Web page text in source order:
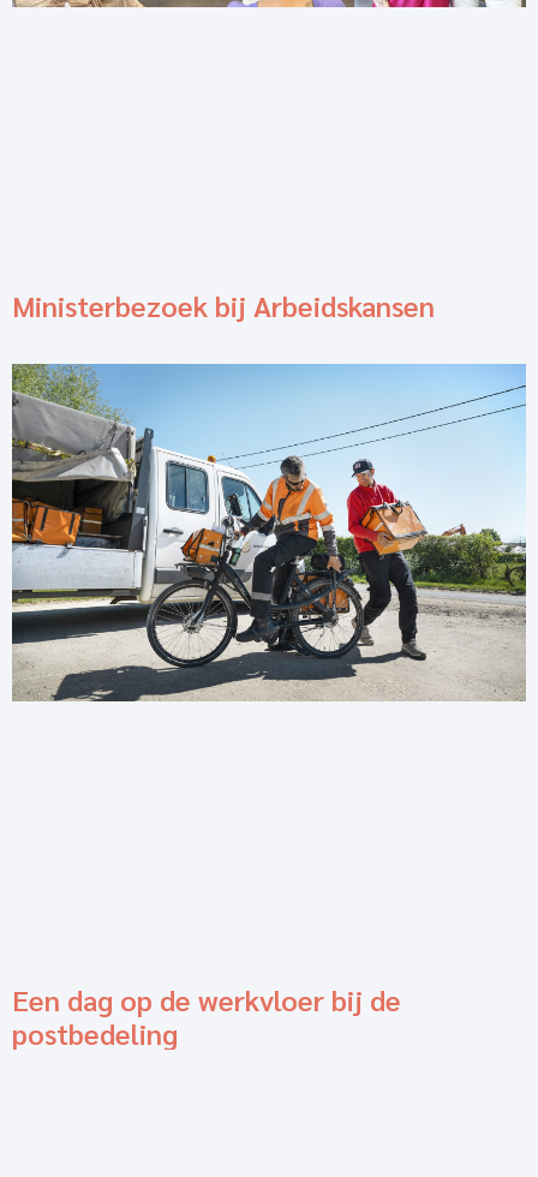
Ministerbezoek bij Arbeidskansen
Een dag op de werkvloer bij de
postbedeling